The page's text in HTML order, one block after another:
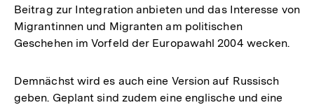
Beitrag zur Integration anbieten und das Interesse von
Migrantinnen und Migranten am politischen
Geschehen im Vorfeld der Europawahl 2004 wecken.
Demnächst wird es auch eine Version auf Russisch
geben. Geplant sind zudem eine englische und eine